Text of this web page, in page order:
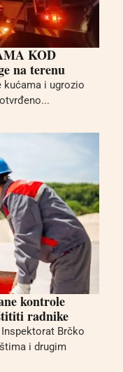
KOD
na terenu
kućama i ugrozio
kontrole
radnike
Brčko
i drugim